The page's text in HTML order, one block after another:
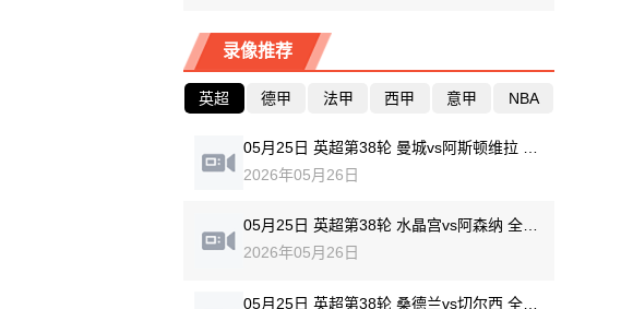
录像推荐
英超 德甲 法甲 西甲 意甲 NBA
2026年05月26日
05月25日 英超第38轮 水晶宫vs阿森纳 全场录像回放
2026年05月26日